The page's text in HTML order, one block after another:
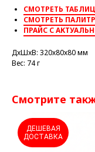
СМОТРЕТЬ
СМОТРЕТЬ
ПРАЙС С
ДxШxВ: 320x80x80 мм
Вес: 74 г
Смотрите
ДЕШЕВАЯ
ДОСТАВКА